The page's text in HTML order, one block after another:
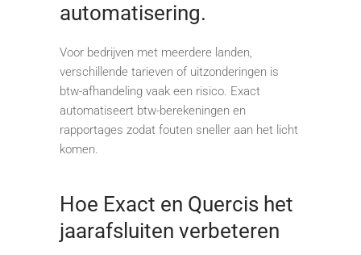
automatisering.
Voor bedrijven met meerdere landen,
verschillende tarieven of uitzonderingen is
btw-afhandeling vaak een risico. Exact
automatiseert btw-berekeningen en
rapportages zodat fouten sneller aan het licht
komen.
Hoe Exact en Quercis het
jaarafsluiten verbeteren